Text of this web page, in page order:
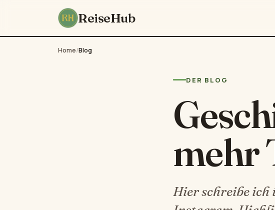
ReiseHub
Home/Blog
DER BLOG
mehr
Hier schreibe ich